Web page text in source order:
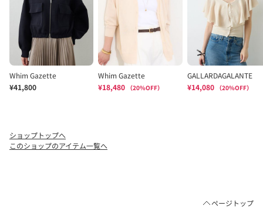
ショップトップへ
このショップのアイテム一覧へ
ページトップ